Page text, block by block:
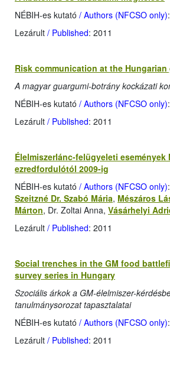
NÉBIH-es kutató / Authors (NFCSO only):
Lezárult / Published: 2011
Risk communication at the
A magyar guargumi-botrány kockázati
NÉBIH-es kutató / Authors (NFCSO only):
Lezárult / Published: 2011
Élelmiszerlánc-felügyeleti események
ezredfordulótól 2009-ig
NÉBIH-es kutató / Authors (NFCSO only):
Szeitzné Dr. Szabó Mária, Mészáros
Márton, Dr. Zoltai Anna, Vásárhelyi
Lezárult / Published: 2011
Social trenches in the GM food
survey series in Hungary
Szociális árkok a GM-élelmiszer-
tanulmánysorozat tapasztalatai
NÉBIH-es kutató / Authors (NFCSO only):
Lezárult / Published: 2011